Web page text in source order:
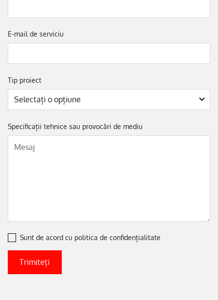
E-mail de serviciu
Tip proiect
Specificații tehnice sau provocări de mediu
Sunt de acord cu politica de confidențialitate